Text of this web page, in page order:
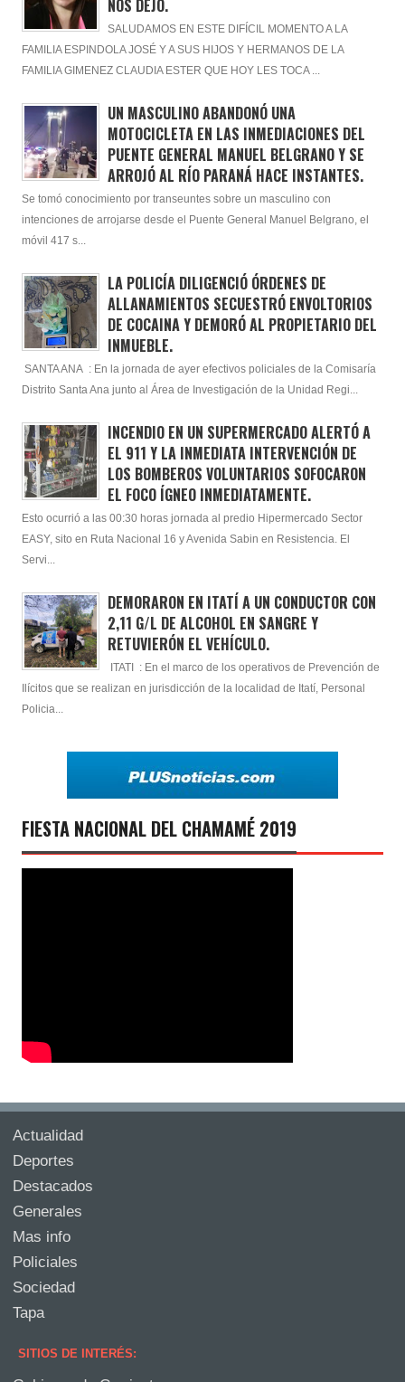
NOS DEJÓ.
SALUDAMOS EN ESTE DIFÍCIL MOMENTO A LA
FAMILIA ESPINDOLA JOSÉ Y A SUS HIJOS Y HERMANOS DE LA
FAMILIA GIMENEZ CLAUDIA ESTER QUE HOY LES TOCA ...
UN MASCULINO ABANDONÓ UNA
MOTOCICLETA EN LAS INMEDIACIONES DEL
PUENTE GENERAL MANUEL BELGRANO Y SE
ARROJÓ AL RÍO PARANÁ HACE INSTANTES.
Se tomó conocimiento por transeuntes sobre un masculino con
intenciones de arrojarse desde el Puente General Manuel Belgrano, el
móvil 417 s...
LA POLICÍA DILIGENCIÓ ÓRDENES DE
ALLANAMIENTOS SECUESTRÓ ENVOLTORIOS
DE COCAINA Y DEMORÓ AL PROPIETARIO DEL
INMUEBLE.
SANTA ANA : En la jornada de ayer efectivos policiales de la Comisaría
Distrito Santa Ana junto al Área de Investigación de la Unidad Regi...
INCENDIO EN UN SUPERMERCADO ALERTÓ A
EL 911 Y LA INMEDIATA INTERVENCIÓN DE
LOS BOMBEROS VOLUNTARIOS SOFOCARON
EL FOCO ÍGNEO INMEDIATAMENTE.
Esto ocurrió a las 00:30 horas jornada al predio Hipermercado Sector
EASY, sito en Ruta Nacional 16 y Avenida Sabin en Resistencia. El
Servi...
DEMORARON EN ITATÍ A UN CONDUCTOR CON
2,11 G/L DE ALCOHOL EN SANGRE Y
RETUVIERÓN EL VEHÍCULO.
ITATI : En el marco de los operativos de Prevención de
Ilícitos que se realizan en jurisdicción de la localidad de Itatí, Personal
Policia...
FIESTA NACIONAL DEL CHAMAMÉ 2019
Actualidad
Deportes
Destacados
Generales
Mas info
Policiales
Sociedad
Tapa
SITIOS DE INTERÉS: